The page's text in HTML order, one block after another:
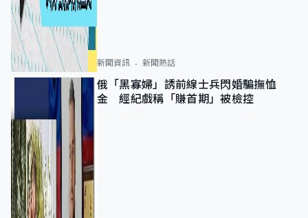
新聞資訊 新聞熱話
俄「黑寡婦」誘前線士兵閃婚騙撫恤
金 經紀戲稱「賺首期」被檢控